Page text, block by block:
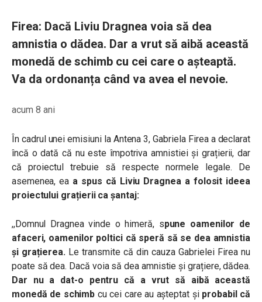
Firea: Dacă Liviu Dragnea voia să dea
amnistia o dădea. Dar a vrut să aibă această
monedă de schimb cu cei care o așteaptă.
Va da ordonanța când va avea el nevoie.
acum 8 ani
În cadrul unei emisiuni la Antena 3, Gabriela Firea a declarat
încă o dată că nu este împotriva amnistiei și grațierii, dar
că proiectul trebuie să respecte normele legale. De
asemenea, ea a spus că Liviu Dragnea a folosit ideea
proiectului grațierii ca șantaj:
,,Domnul Dragnea vinde o himeră, spune oamenilor de
afaceri, oamenilor poltici că speră să se dea amnistia
și grațierea.Le transmite că din cauza Gabrielei Firea nu
poate să dea. Dacă voia să dea amnistie și grațiere, dădea.
Dar nu a dat-o pentru că a vrut să aibă această
monedă de schimb cu cei care au așteptat și probabil că